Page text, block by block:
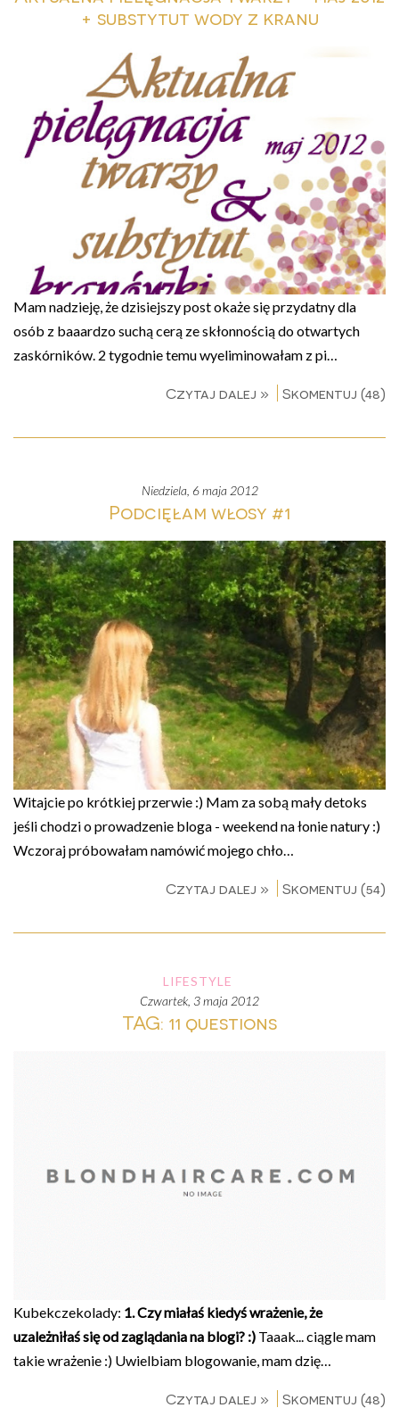
+ substytut wody z kranu
Mam nadzieję, że dzisiejszy post okaże się przydatny dla
osób z baaardzo suchą cerą ze skłonnością do otwartych
zaskórników. 2 tygodnie temu wyeliminowałam z pi…
Czytaj dalej » Skomentuj (48)
niedziela, 6 maja 2012
Podcięłam włosy #1
Witajcie po krótkiej przerwie :) Mam za sobą mały detoks
jeśli chodzi o prowadzenie bloga - weekend na łonie natury :)
Wczoraj próbowałam namówić mojego chło…
Czytaj dalej » Skomentuj (54)
LIFESTYLE
czwartek, 3 maja 2012
TAG: 11 questions
Kubekczekolady: 1. Czy miałaś kiedyś wrażenie, że
uzależniłaś się od zaglądania na blogi? :) Taaak... ciągle mam
takie wrażenie :) Uwielbiam blogowanie, mam dzię…
Czytaj dalej » Skomentuj (48)